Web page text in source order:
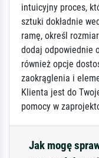
intuicyjny proces,
sztuki dokładnie
ramę, określ
dodaj odpowiednie
również opcje
zaokrąglenia i
Klienta jest do
pomocy w
Jak mogę